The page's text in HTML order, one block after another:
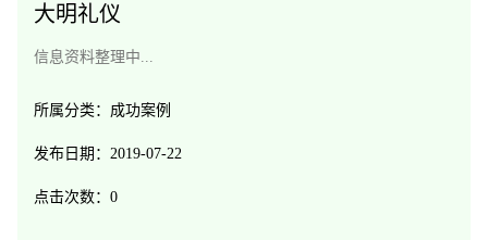
大明礼仪
信息资料整理中...
所属分类： 成功案例
发布日期： 2019-07-22
点击次数： 0